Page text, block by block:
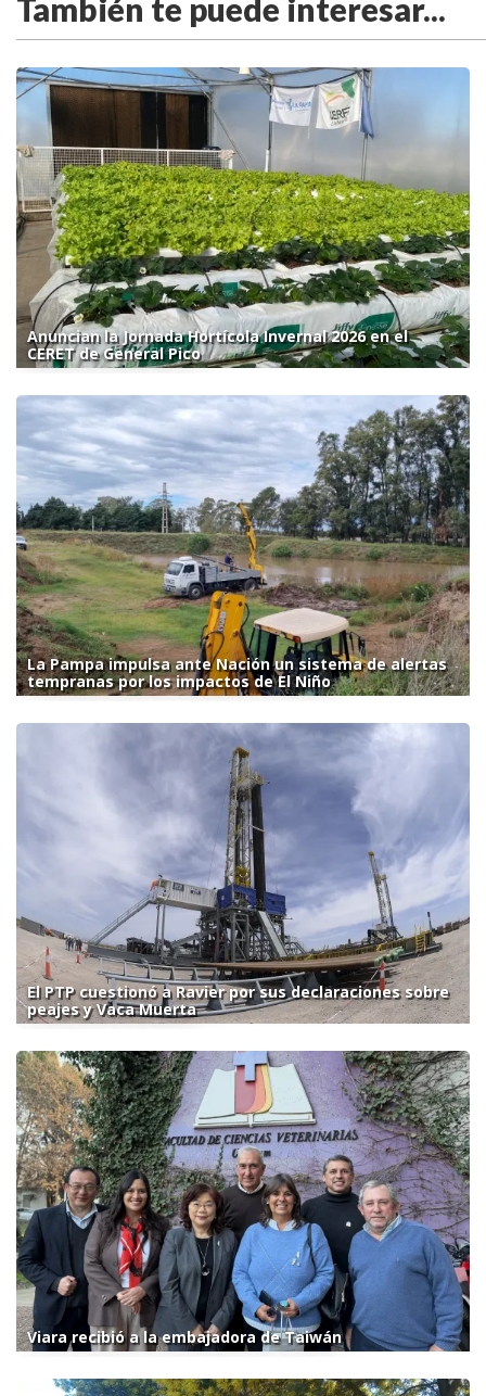
También te puede interesar...
Anuncian la Jornada Hortícola Invernal 2026 en el
CERET de General Pico
La Pampa impulsa ante Nación un sistema de alertas
tempranas por los impactos de El Niño
El PTP cuestionó a Ravier por sus declaraciones sobre
peajes y Vaca Muerta
Viara recibió a la embajadora de Taiwán